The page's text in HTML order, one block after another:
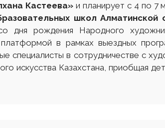
Кастеева» и планирует с 4 по 7
школ Алматинской
дня рождения Народного
в рамках выездных
специалисты в сотрудничестве с
искусства Казахстана, приобщая